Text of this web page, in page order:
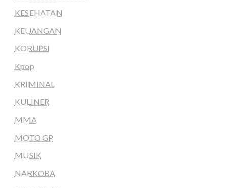
KESEHATAN
KEUANGAN
KORUPSI
Kpop
KRIMINAL
KULINER
MMA
MOTO GP
MUSIK
NARKOBA